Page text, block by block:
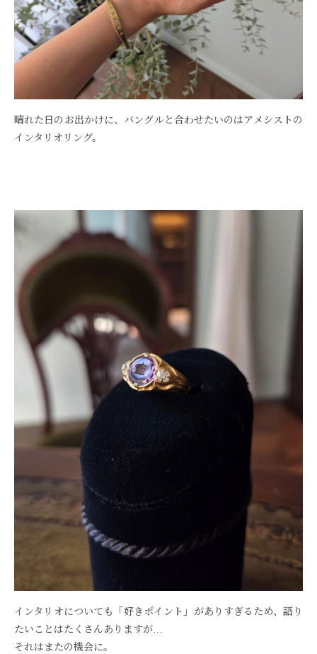
晴れた日のお出かけに、バングルと合わせたいのはアメシストの
インタリオリング。
インタリオについても「好きポイント」がありすぎるため、語り
たいことはたくさんありますが…
それはまたの機会に。